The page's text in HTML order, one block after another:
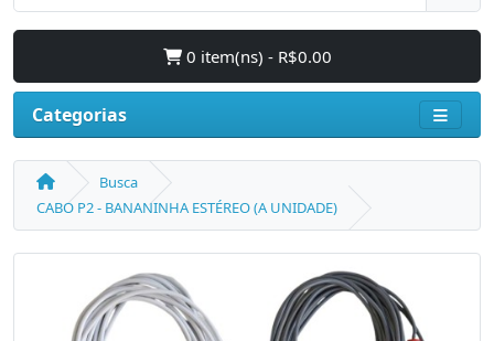
0 item(ns) - R$0.00
Categorias
Busca
CABO P2 - BANANINHA ESTÉREO (A UNIDADE)